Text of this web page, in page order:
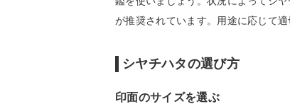
が推奨されています。用途に応じて
シヤチハタの選び方
印面のサイズを選ぶ